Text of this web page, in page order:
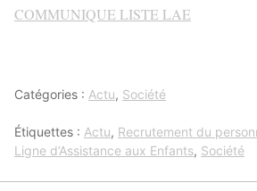
COMMUNIQUE LISTE LAE
Catégories : Actu, Société
Étiquettes : Actu, Recrutement du
Ligne d’Assistance aux Enfants, Société